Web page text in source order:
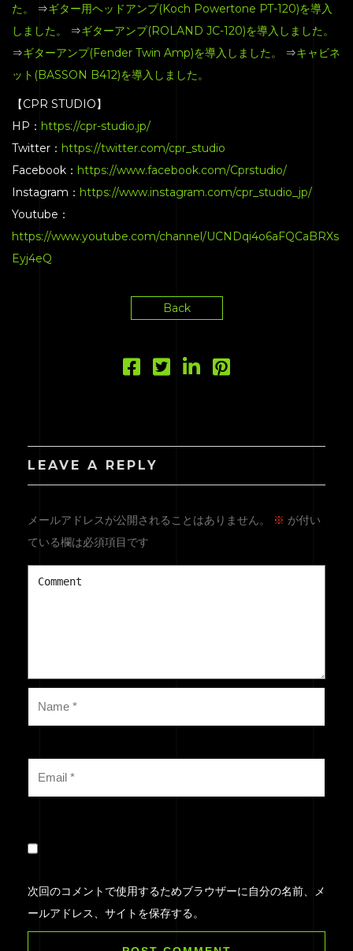
た。
⇒ギター用ヘッドアンプ(Koch Powertone PT-120)を導入
しました。
⇒ギターアンプ(ROLAND JC-120)を導入しました。
⇒ギターアンプ(Fender Twin Amp)を導入しました。 ⇒キャビネ
ット(BASSON B412)を導入しました。
【CPR STUDIO】
HP： https://cpr-studio.jp/
Twitter： https://twitter.com/cpr_studio
Facebook： https://www.facebook.com/Cprstudio/
Instagram： https://www.instagram.com/cpr_studio_jp/
Youtube：
https://www.youtube.com/channel/UCNDqi4o6aFQCaBRXs
Eyj4eQ
Back
LEAVE A REPLY
メールアドレスが公開されることはありません。 ※ が付い
ている欄は必須項目です
次回のコメントで使用するためブラウザーに自分の名前、メ
ールアドレス、サイトを保存する。